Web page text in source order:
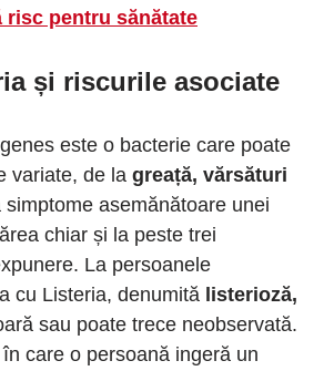
risc pentru sănătate
și riscurile asociate
este o bacterie care poate
variate, de la greață, vărsături
simptome asemănătoare unei
chiar și la peste trei
La persoanele
cu Listeria, denumită listerioză,
sau poate trece neobservată.
care o persoană ingeră un